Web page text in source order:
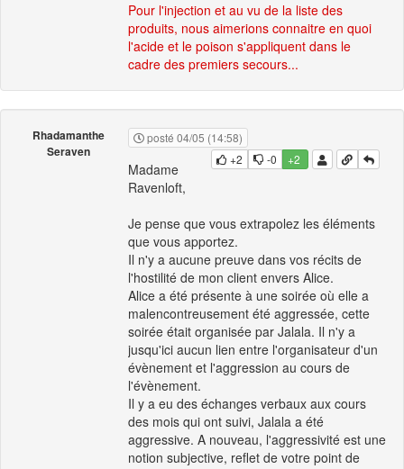
Pour l'injection et au vu de la liste des
produits, nous aimerions connaitre en quoi
l'acide et le poison s'appliquent dans le
cadre des premiers secours...
Rhadamanthe
Seraven
posté 04/05 (14:58)
+2
-0 +2
Madame
Ravenloft,
Je pense que vous extrapolez les éléments
que vous apportez.
Il n'y a aucune preuve dans vos récits de
l'hostilité de mon client envers Alice.
Alice a été présente à une soirée où elle a
malencontreusement été aggressée, cette
soirée était organisée par Jalala. Il n'y a
jusqu'ici aucun lien entre l'organisateur d'un
évènement et l'aggression au cours de
l'évènement.
Il y a eu des échanges verbaux aux cours
des mois qui ont suivi, Jalala a été
aggressive. A nouveau, l'aggressivité est une
notion subjective, reflet de votre point de